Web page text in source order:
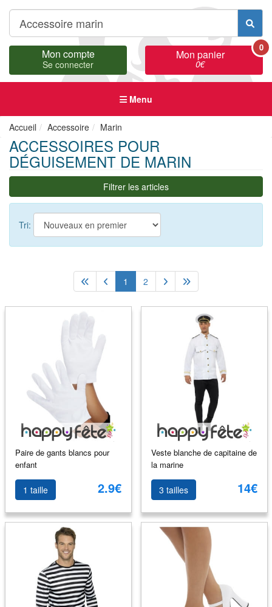
Mon compte
Se connecter
Mon panier
0€
0
Menu
Accueil Accessoire Marin
ACCESSOIRES POUR
DÉGUISEMENT DE MARIN
Filtrer les articles
Tri:
1 2
Paire de gants blancs pour
enfant
1 taille 2.9€
Veste blanche de capitaine de
la marine
3 tailles 14€